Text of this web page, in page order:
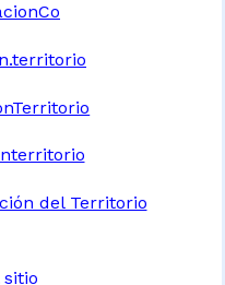
del Territorio
sitio